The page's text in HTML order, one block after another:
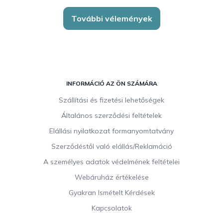
További vélemények
INFORMÁCIÓ AZ ÖN SZÁMÁRA
Szállítási és fizetési lehetőségek
Általános szerződési feltételek
Elállási nyilatkozat formanyomtatvány
Szerződéstől való elállás/Reklamáció
A személyes adatok védelmének feltételei
Webáruház értékelése
Gyakran Ismételt Kérdések
Kapcsolatok